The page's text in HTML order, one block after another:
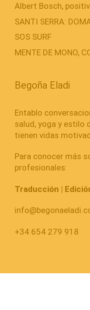
Albert Bosch,
SANTI SERRA:
SOS SURF
MENTE DE MONO,
Begoña Eladi
Entablo
salud, yoga y estilo
tienen vidas
Para conocer más
profesionales:
Traducción |
+34 654 279 918